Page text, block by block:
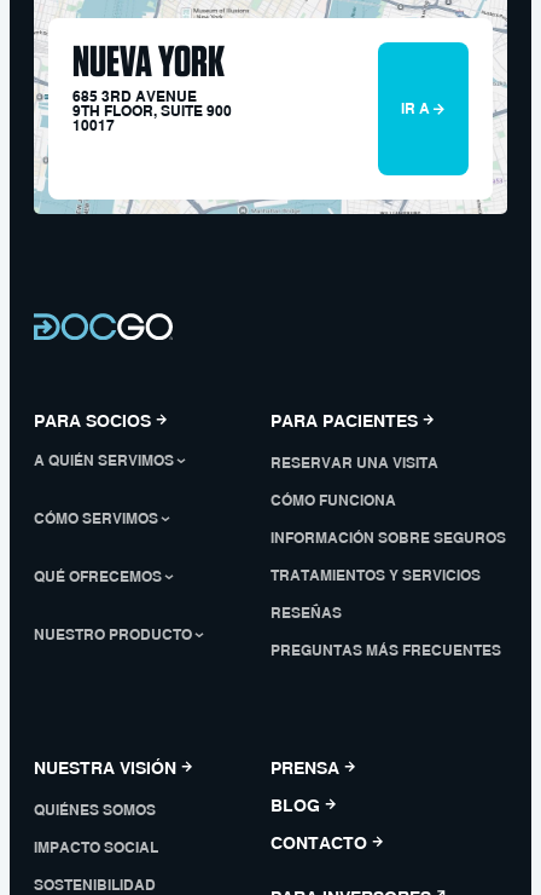
NUEVA YORK
685 3RD AVENUE
9TH FLOOR, SUITE 900
10017
IR A
PARA SOCIOS
A QUIÉN SERVIMOS
CÓMO SERVIMOS
QUÉ OFRECEMOS
NUESTRO PRODUCTO
PARA PACIENTES
RESERVAR UNA VISITA
CÓMO FUNCIONA
INFORMACIÓN SOBRE SEGUROS
TRATAMIENTOS Y SERVICIOS
RESEÑAS
PREGUNTAS MÁS FRECUENTES
NUESTRA VISIÓN
QUIÉNES SOMOS
IMPACTO SOCIAL
SOSTENIBILIDAD
PRENSA
BLOG
CONTACTO